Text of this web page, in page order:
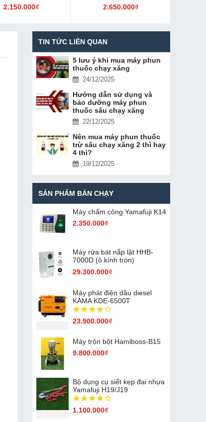
2.150.000₫ 2.650.000₫
TIN TỨC LIÊN QUAN
5 lưu ý khi mua máy phun
thuốc chạy xăng
24/12/2025
Hướng dẫn sử dụng và
bảo dưỡng máy phun
thuốc sâu chạy xăng
22/12/2025
Nên mua máy phun thuốc
trừ sâu chạy xăng 2 thì hay
4 thì?
19/12/2025
SẢN PHẨM BÁN CHẠY
Máy chấm cô​ng Yamafuji K14
2.350.000₫
Máy rửa bát nắp lật HHB-
7000D (ô kính tròn)
29.300.000₫
Máy phát điện dầu diesel
KAMA KDE-6500T
23.900.000₫
Máy trộn bột Hamiboss-B15
9.800.000₫
Bộ dụng cụ siết kẹp đai nhựa
Yamafuji H19/J19
1.100.000₫